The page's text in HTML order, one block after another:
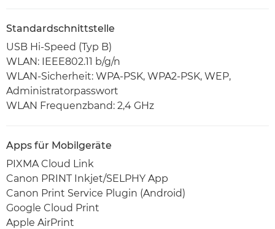
Standardschnittstelle
USB Hi-Speed (Typ B)
WLAN: IEEE802.11 b/g/n
WLAN-Sicherheit: WPA-PSK, WPA2-PSK, WEP,
Administratorpasswort
WLAN Frequenzband: 2,4 GHz
Apps für Mobilgeräte
PIXMA Cloud Link
Canon PRINT Inkjet/SELPHY App
Canon Print Service Plugin (Android)
Google Cloud Print
Apple AirPrint